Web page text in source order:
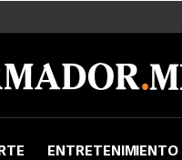
ENTRETENIMIENTO